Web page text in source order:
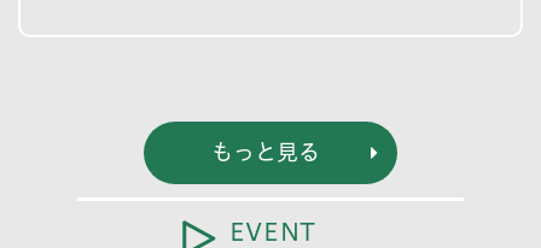
もっと見る
EVENT